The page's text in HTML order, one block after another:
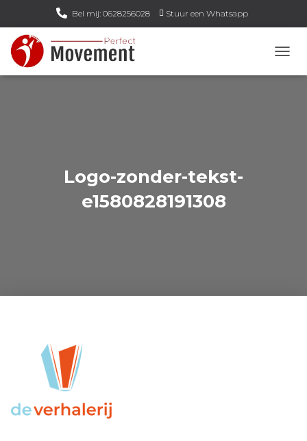
Bel mij: 0628256028 Stuur een Whatsapp
Email mij: info@perfect-movement.nl
A
Logo-zonder-tekst-
e1580828191308